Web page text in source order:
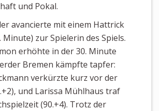
und Pokal.
avancierte mit einem Hattrick
Minute) zur Spielerin des Spiels.
erhöhte in der 30. Minute
Bremen kämpfte tapfer:
verkürzte kurz vor der
und Larissa Mühlhaus traf
(90.+4). Trotz der